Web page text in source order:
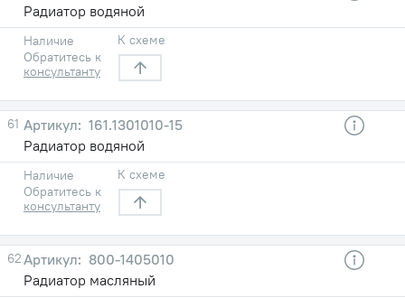
Радиатор водяной
Наличие
Обратитесь к
консультанту
К схеме
61
161.1301010-15
Радиатор водяной
Наличие
Обратитесь к
консультанту
К схеме
62
800-1405010
Радиатор масляный